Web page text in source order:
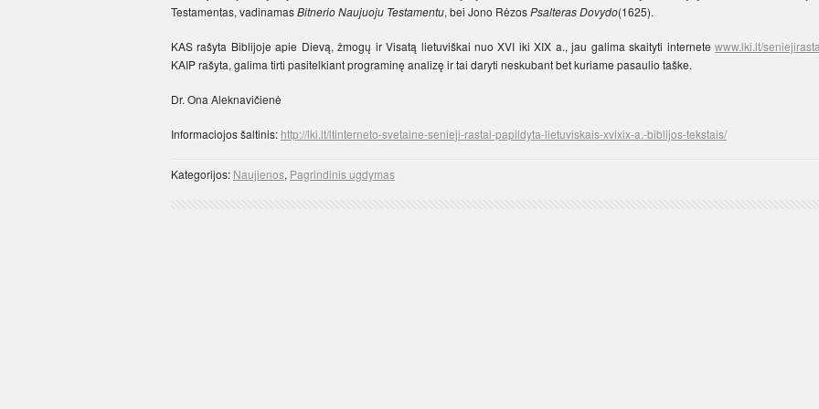
Testamentas, vadinamasBitnerio Naujuoju Testamentu, bei Jono RėzosPsalteras Dovydo(1625).
KAS rašyta Biblijoje apie Dievą, žmogų ir Visatą lietuviškai nuo XVI iki XIX a., jau galima skaityti internete www.lki.lt/
KAIP rašyta, galima tirti pasitelkiant programinę analizę ir tai daryti neskubant bet kuriame pasaulio taške.
Dr. Ona Aleknavičienė
Informaciojos šaltinis: http://lki.lt/ltinterneto-svetaine-senieji-rastai-papildyta-lietuviskais-xvixix-a.-biblijos-tekstais/
Kategorijos: Naujienos, Pagrindinis ugdymas